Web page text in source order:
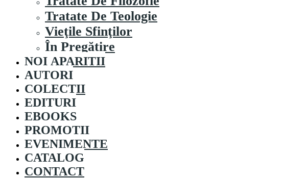
Tratate De Teologie
Vieţile Sfinţilor
În Pregătire
NOI APARITII
AUTORI
COLECȚII
EDITURI
EBOOKS
PROMOȚII
EVENIMENTE
CATALOG
CONTACT